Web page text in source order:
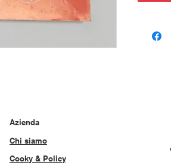
Azienda
Chi siamo
Cooky & Policy